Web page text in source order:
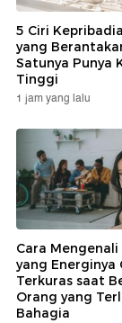
5 Ciri
yang
Satunya Punya
Tinggi
1 jam yang lalu
Cara Mengenali
yang Energinya
Terkuras saat
Orang yang
Bahagia